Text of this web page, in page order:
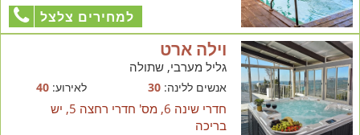
למחירים צלצל
וילה ארט
גליל מערבי, שתולה
אנשים ללינה:30 לאירוע:40
חדרי שינה 6, מס' חדרי רחצה 5, יש
בריכה